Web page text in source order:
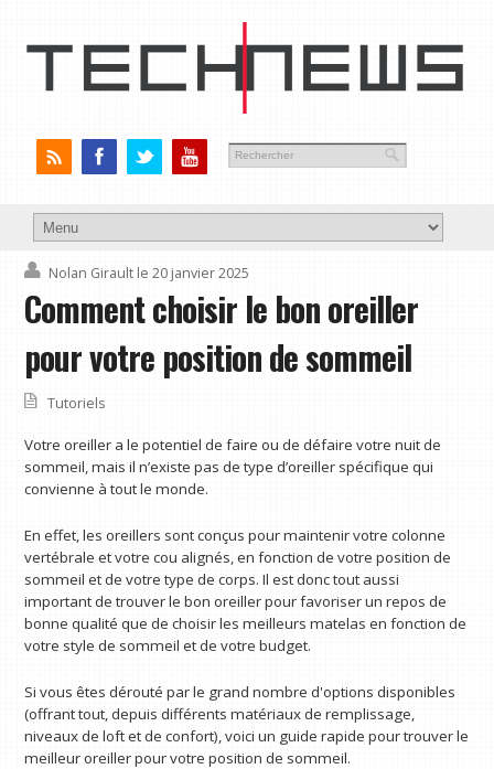
Nolan Girault le 20 janvier 2025
Comment choisir le bon oreiller
pour votre position de sommeil
Tutoriels
Votre oreiller a le potentiel de faire ou de défaire votre nuit de
sommeil, mais il n’existe pas de type d’oreiller spécifique qui
convienne à tout le monde.
En effet, les oreillers sont conçus pour maintenir votre colonne
vertébrale et votre cou alignés, en fonction de votre position de
sommeil et de votre type de corps. Il est donc tout aussi
important de trouver le bon oreiller pour favoriser un repos de
bonne qualité que de choisir les meilleurs matelas en fonction de
votre style de sommeil et de votre budget.
Si vous êtes dérouté par le grand nombre d'options disponibles
(offrant tout, depuis différents matériaux de remplissage,
niveaux de loft et de confort), voici un guide rapide pour trouver le
meilleur oreiller pour votre position de sommeil.